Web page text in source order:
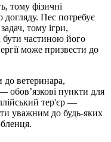
тому фізичні
Пес потребує
тому ігри,
бути частиною його
може призвести до
до ветеринара,
обов’язкові пункти для
тер'єр —
уважним до будь-яких